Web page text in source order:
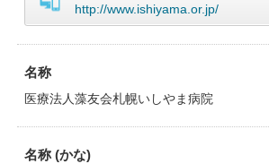
http://www.ishiyama.or.jp/
名称
医療法人藻友会札幌いしやま病院
名称 (かな)